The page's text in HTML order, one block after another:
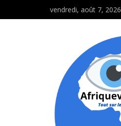
vendredi, août 7, 2026